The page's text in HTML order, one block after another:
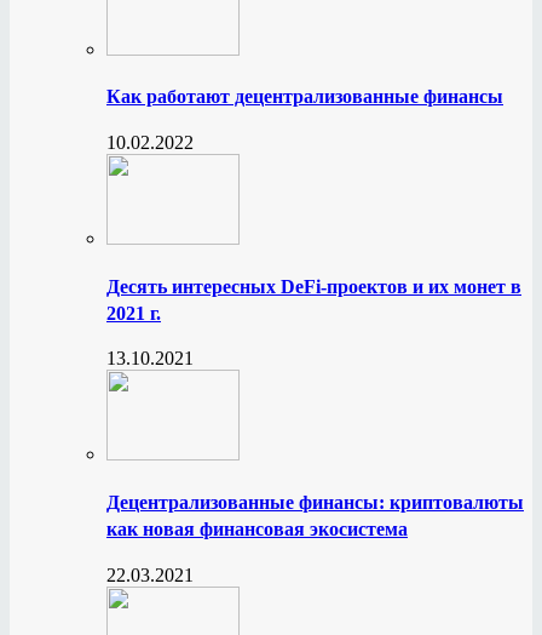
Как работают децентрализованные финансы
10.02.2022
Десять интересных DeFi-проектов и их монет в
2021 г.
13.10.2021
Децентрализованные финансы: криптовалюты
как новая финансовая экосистема
22.03.2021